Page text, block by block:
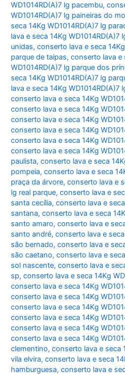
WD1014RD(A)7 lg pacembu,
WD1014RD(A)7 lg paineiras do
seca 14Kg WD1014RD(A)7 lg
lava e seca 14Kg WD1014RD(A)7
unidas,conserto lava e seca
parque de taipas,conserto lava e
WD1014RD(A)7 lg parque dos
seca 14Kg WD1014RD(A)7 lg
lava e seca 14Kg
conserto lava e seca 14Kg
conserto lava e seca 14Kg
conserto lava e seca 14Kg
conserto lava e seca 14Kg
conserto lava e seca 14Kg
conserto lava e seca 14Kg
paulista,conserto lava e seca
pompeia,conserto lava e seca
praça da árvore,conserto lava e
lg real parque,conserto lava e
santa cecília,conserto lava e
santana,conserto lava e seca
santo amaro,conserto lava e
santo andré,conserto lava e
são bernado,conserto lava e
são caetano,conserto lava e
sol nascente,conserto lava e
sp,conserto lava e seca 14Kg
conserto lava e seca 14Kg
conserto lava e seca 14Kg
conserto lava e seca 14Kg
conserto lava e seca 14Kg
conserto lava e seca 14Kg
conserto lava e seca 14Kg
clementino,conserto lava e seca
vila elvira,conserto lava e seca
hamburguesa,conserto lava e